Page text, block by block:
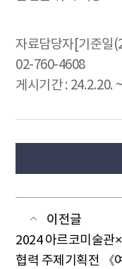
자료담당자[기준일
02-760-4608
게시기간 : 24.2.20. ~
이전글
2024 아르코미술관
협력 주제기획전 《